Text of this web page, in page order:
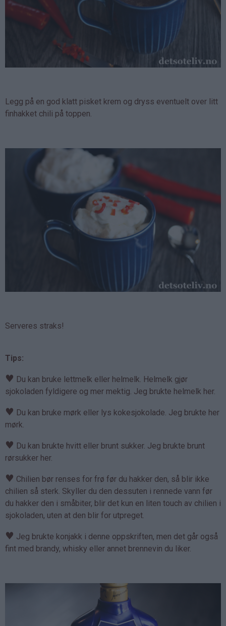
Legg på en god klatt pisket krem og dryss eventuelt over litt
finhakket chili på toppen.
Serveres straks!
Tips:
♥ Du kan bruke lettmelk eller helmelk. Helmelk gjør
sjokoladen fyldigere og mer mektig. Jeg brukte helmelk her.
♥ Du kan bruke mørk eller lys kokesjokolade. Jeg brukte her
mørk.
♥ Du kan brukte hvitt eller brunt sukker. Jeg brukte brunt
rørsukker her.
♥ Chilien bør renses for frø før du hakker den, så blir ikke
chilien så sterk. Skyller du den dessuten i rennede vann før
du hakker den i småbiter, blir det kun en liten touch av chilien i
sjokoladen, uten at den blir for utpreget.
♥ Jeg brukte konjakk i denne oppskriften, men det går også
fint med brandy, whisky eller annet brennevin du liker.